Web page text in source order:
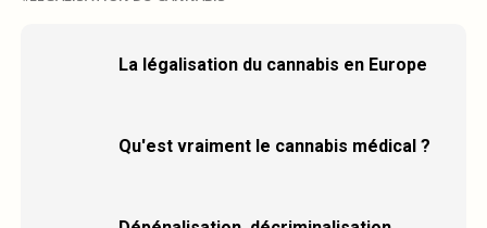
La légalisation du cannabis en Europe
Qu'est vraiment le cannabis médical ?